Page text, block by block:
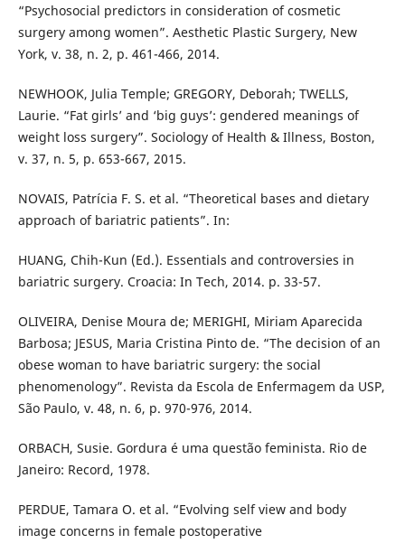
“Psychosocial predictors in consideration of cosmetic
surgery among women”. Aesthetic Plastic Surgery, New
York, v. 38, n. 2, p. 461-466, 2014.
NEWHOOK, Julia Temple; GREGORY, Deborah; TWELLS,
Laurie. “Fat girls’ and ‘big guys’: gendered meanings of
weight loss surgery”. Sociology of Health & Illness, Boston,
v. 37, n. 5, p. 653-667, 2015.
NOVAIS, Patrícia F. S. et al. “Theoretical bases and dietary
approach of bariatric patients”. In:
HUANG, Chih-Kun (Ed.). Essentials and controversies in
bariatric surgery. Croacia: In Tech, 2014. p. 33-57.
OLIVEIRA, Denise Moura de; MERIGHI, Miriam Aparecida
Barbosa; JESUS, Maria Cristina Pinto de. “The decision of an
obese woman to have bariatric surgery: the social
phenomenology”. Revista da Escola de Enfermagem da USP,
São Paulo, v. 48, n. 6, p. 970-976, 2014.
ORBACH, Susie. Gordura é uma questão feminista. Rio de
Janeiro: Record, 1978.
PERDUE, Tamara O. et al. “Evolving self view and body
image concerns in female postoperative